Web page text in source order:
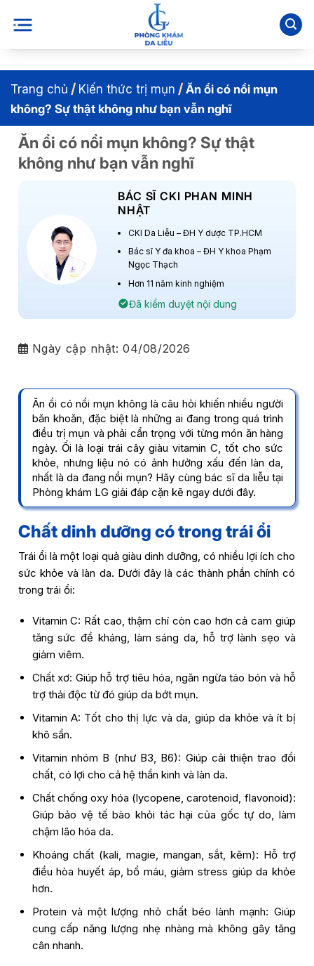
qua
Trang chủ / Kiến thức trị mụn /Ăn ổi có nổi mụn
không? Sự thật không như bạn vẫn nghĩ
Ăn ổi có nổi mụn không? Sự thật
không như bạn vẫn nghĩ
BÁC SĨ CKI PHAN MINH
NHẬT
CKI Da Liễu – ĐH Y dược TP.HCM
Bác sĩ Y đa khoa – ĐH Y khoa Phạm
Ngọc Thạch
Hơn 11 năm kinh nghiệm
Đã kiểm duyệt nội dung
Ngày cập nhật:04/08/2026
Ăn ổi có nổi mụn không là câu hỏi khiến nhiều người
băn khoăn, đặc biệt là những ai đang trong quá trình
điều trị mụn và phải cẩn trọng với từng món ăn hàng
ngày. Ổi là loại trái cây giàu vitamin C, tốt cho sức
khỏe, nhưng liệu nó có ảnh hưởng xấu đến làn da,
nhất là da đang nổi mụn? Hãy cùng bác sĩ da liễu tại
Phòng khám LG giải đáp cặn kẽ ngay dưới đây.
Chất dinh dưỡng có trong trái ổi
Trái ổi là một loại quả giàu dinh dưỡng, có nhiều lợi ích cho
sức khỏe và làn da. Dưới đây là các thành phần chính có
trong trái ổi:
Vitamin C: Rất cao, thậm chí còn cao hơn cả cam giúp
tăng sức đề kháng, làm sáng da, hỗ trợ lành sẹo và
giảm viêm.
Chất xơ: Giúp hỗ trợ tiêu hóa, ngăn ngừa táo bón và hỗ
trợ thải độc từ đó giúp da bớt mụn.
Vitamin A: Tốt cho thị lực và da, giúp da khỏe và ít bị
khô sần.
Vitamin nhóm B (như B3, B6): Giúp cải thiện trao đổi
chất, có lợi cho cả hệ thần kinh và làn da.
Chất chống oxy hóa (lycopene, carotenoid, flavonoid):
Giúp bảo vệ tế bào khỏi tác hại của gốc tự do, làm
chậm lão hóa da.
Khoáng chất (kali, magie, mangan, sắt, kẽm): Hỗ trợ
điều hòa huyết áp, bổ máu, giảm stress giúp da khỏe
hơn.
Protein và một lượng nhỏ chất béo lành mạnh: Giúp
cung cấp năng lượng nhẹ nhàng mà không gây tăng
cân nhanh.